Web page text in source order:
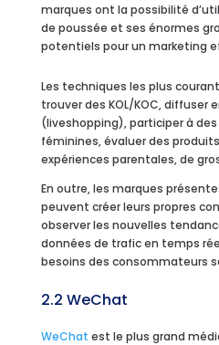
marques ont la possibilité
de poussée et ses énormes
potentiels pour un marketing
Les techniques les plus
trouver des KOL/KOC, diffuser
(liveshopping), participer à
féminines, évaluer des
expériences parentales, de
En outre, les marques
peuvent créer leurs propres
observer les nouvelles
données de trafic en temps
besoins des consommateurs
2.2 WeChat
WeChat est le plus grand